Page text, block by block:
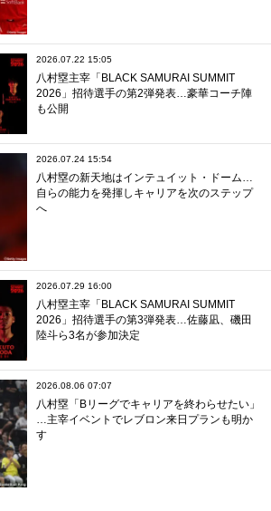
2026.07.22 15:05
八村塁主宰「BLACK SAMURAI SUMMIT
2026」招待選手の第2弾発表…豪華コーチ陣
も公開
2026.07.24 15:54
八村塁の新天地はインテュイット・ドーム…
自らの能力を発揮しキャリアを次のステップ
へ
2026.07.29 16:00
八村塁主宰「BLACK SAMURAI SUMMIT
2026」招待選手の第3弾発表…佐藤凪、磯田
陸斗ら3名が参加決定
2026.08.06 07:07
八村塁「Bリーグでキャリアを終わらせたい」
…主宰イベントでレブロン来日プランも明か
す